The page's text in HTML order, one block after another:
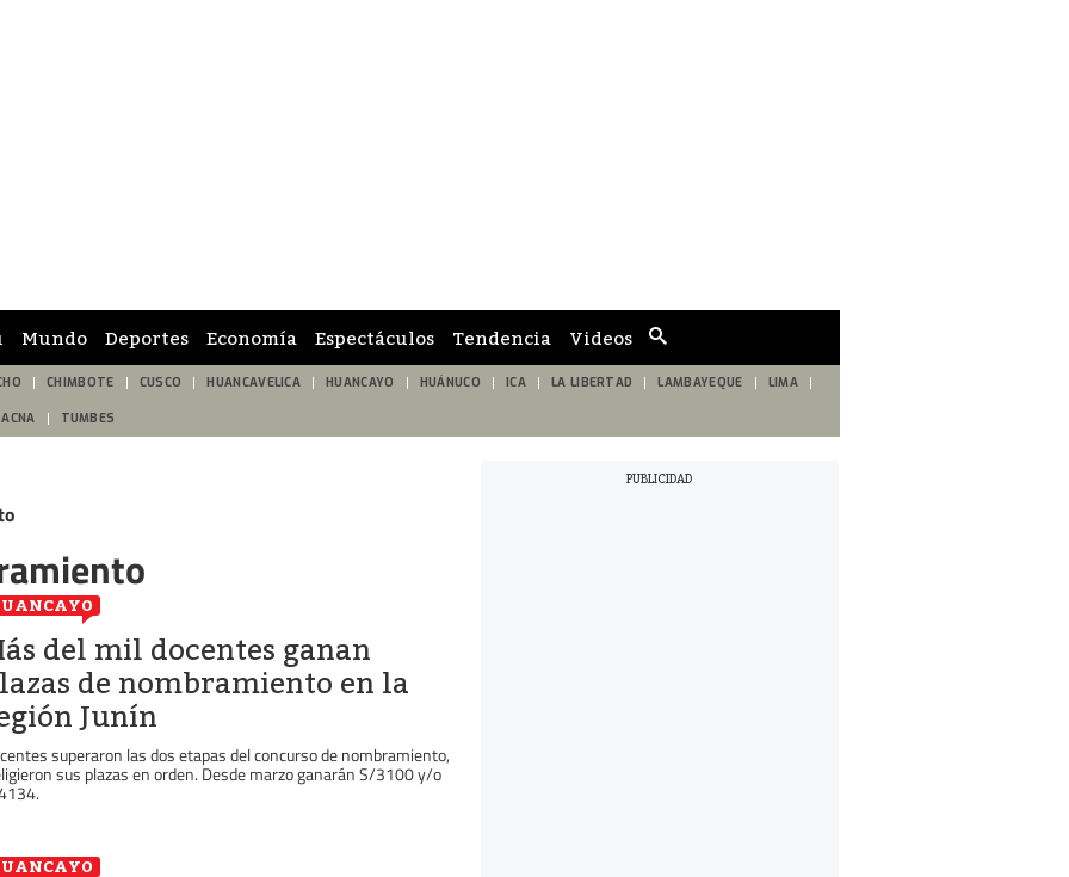
de
búsqueda
Mundo Deportes Economía Espectáculos Tendencia Videos
CHIMBOTE CUSCO HUANCAVELICA HUANCAYO HUÁNUCO ICA LA LIBERTAD LAMBAYEQUE LIMA
TUMBES
del mil docentes ganan
de nombramiento en la
Junín
superaron las dos etapas del concurso de nombramiento,
sus plazas en orden. Desde marzo ganarán S/3100 y/o